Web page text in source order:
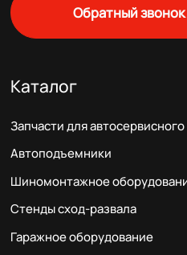
Обратный звонок
Каталог
Запчасти для
Автоподъемники
Шиномонтажное
Стенды сход-развала
Гаражное оборудование